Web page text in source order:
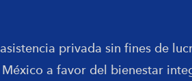
privada sin fines de
a favor del bienestar